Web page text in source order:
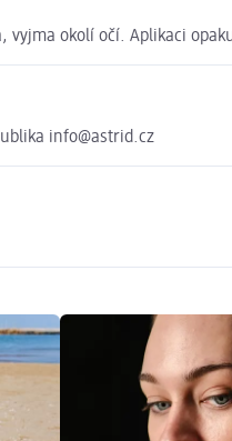
okolí očí. Aplikaci
info@astrid.cz